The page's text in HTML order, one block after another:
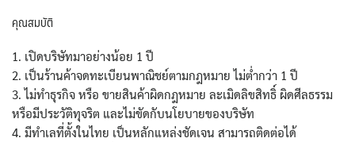
คุณสมบัติ
1. เปิดบริษัทมาอย่างน้อย 1 ปี
2. เป็นร้านค้าจดทะเบียนพาณิชย์ตามกฎหมาย ไม่ต่ำกว่า 1 ปี
3. ไม่ทำธุรกิจ หรือ ขายสินค้าผิดกฎหมาย ละเมิดลิขสิทธิ์ ผิดศีลธรรม
หรือมีประวัติทุจริต และไม่ขัดกับนโยบายของบริษัท
4. มีทำเลที่ตั้งในไทย เป็นหลักแหล่งชัดเจน สามารถติดต่อได้